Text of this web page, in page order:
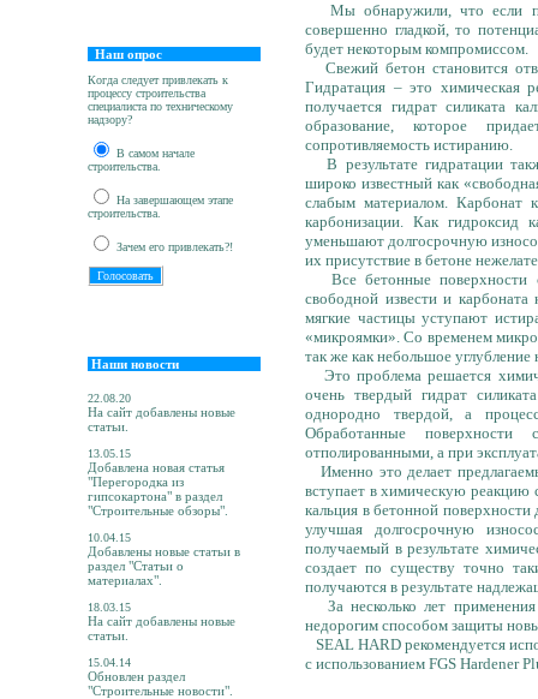
Наш опрос
Когда следует привлекать к
процессу строительства
специалиста по техническому
надзору?
В самом начале
строительства.
На завершающем этапе
строительства.
Зачем его привлекать?!
Наши новости
22.08.20
На сайт добавлены новые
статьи.
13.05.15
Добавлена новая статья
"Перегородка из
гипсокартона" в раздел
"Строительные обзоры".
10.04.15
Добавлены новые статьи в
раздел "Статьи о
материалах".
18.03.15
На сайт добавлены новые
статьи.
15.04.14
Обновлен раздел
"Строительные новости".
Мы обнаружили, что если
совершенно гладкой, то
будет некоторым компромиссом.
Свежий бетон становится
Гидратация – это химическая
получается гидрат силиката
образование, которое
сопротивляемость истиранию.
В результате гидратации
широко известный как
слабым материалом. Карбонат
карбонизации. Как гидроксид
уменьшают долгосрочную
их присутствие в бетоне
Все бетонные поверхности
свободной извести и
мягкие частицы уступают
«микроямки». Со временем
так же как небольшое
Это проблема решается
очень твердый гидрат
однородно твердой, а
Обработанные
отполированными, а при
Именно это делает
вступает в химическую реакцию
кальция в бетонной поверхности
улучшая долгосрочную
получаемый в результате
создает по существу точно
получаются в результате
За несколько лет
недорогим способом защиты
SEAL HARD рекомендуется
с использованием FGS Hardener